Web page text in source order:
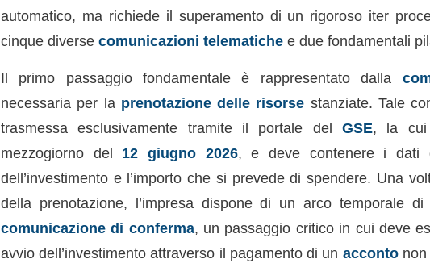
automatico, ma richiede il superamento di un rigoroso iter
cinque diverse comunicazioni telematichee due fondamentali
Il primo passaggio fondamentale è rappresentato dalla
necessaria per la prenotazione delle risorse stanziate. Tale
trasmessa esclusivamente tramite il portale del GSE, la cui
mezzogiorno del 12 giugno 2026, e deve contenere i dati
dell’investimento e l’importo che si prevede di spendere. Una
della prenotazione, l’impresa dispone di un arco temporale di
comunicazione di conferma, un passaggio critico in cui deve
avvio dell’investimento attraverso il pagamento di un accontonon